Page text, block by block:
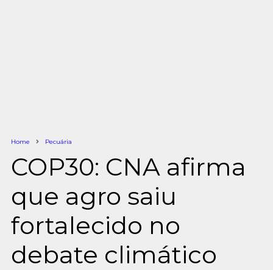
Home Pecuária
COP30: CNA afirma
que agro saiu
fortalecido no
debate climático